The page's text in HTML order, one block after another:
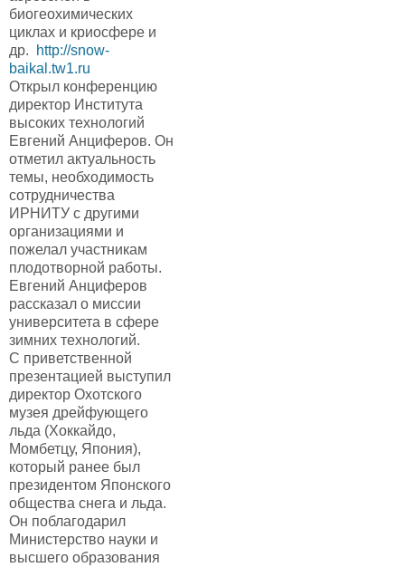
биогеохимических
циклах и криосфере и
др.
http://snow-
baikal.tw1.ru
Открыл конференцию
директор Института
высоких технологий
Евгений Анциферов. Он
отметил актуальность
темы, необходимость
сотрудничества
ИРНИТУ с другими
организациями и
пожелал участникам
плодотворной работы.
Евгений Анциферов
рассказал о миссии
университета в сфере
зимних технологий.
С приветственной
презентацией выступил
директор Охотского
музея дрейфующего
льда (Хоккайдо,
Момбетцу, Япония),
который ранее был
президентом Японского
общества снега и льда.
Он поблагодарил
Министерство науки и
высшего образования